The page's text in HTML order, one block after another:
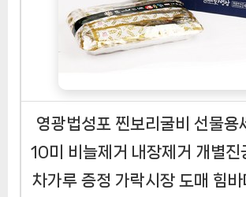
영광법성포 찐보리굴비 선물
10미 비늘제거 내장제거 개별진
차가루 증정 가락시장 도매 힘